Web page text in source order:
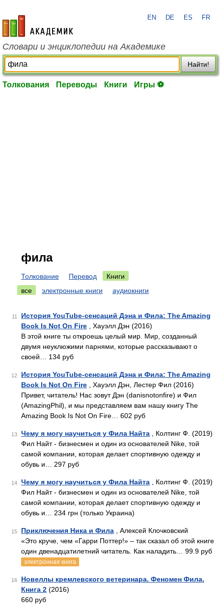
academic.ru
EN DE ES FR
Словари и энциклопедии на Академике
Найти!
Толкования Переводы Книги Игры ⚽
фила
Толкование Перевод
Книги
все
электронные книги аудиокниги
11
История YouTube-сенсаций Дэна и Фила: The Amazing
Book Is Not On Fire , Хауэлл Дэн (2016)
В этой книге ты откроешь целый мир. Мир, созданный
двумя неуклюжими парнями, которые рассказывают о
своей… 134 руб
12
История YouTube-сенсаций Дэна и Фила: The Amazing
Book Is Not On Fire , Хауэлл Дэн, Лестер Фил (2016)
Привет, читатель! Нас зовут Дэн (danisnotonfire) и Фил
(AmazingPhil), и мы представляем вам нашу книгу The
Amazing Book Is Not On Fire… 602 руб
13 Чему я могу научиться у Фила Найта , Колтинг Ф. (2019)
Фил Найт - бизнесмен и один из основателей Nike, той
самой компании, которая делает спортивную одежду и
обувь и… 297 руб
14 Чему я могу научиться у Фила Найта , Колтинг Ф. (2019)
Фил Найт - бизнесмен и один из основателей Nike, той
самой компании, которая делает спортивную одежду и
обувь и… 234 грн (только Украина)
15 Приключения Ника и Фила , Алексей Клочковский
«Это круче, чем «Гарри Поттер!» – так сказал об этой книге
один двенадцатилетний читатель. Как наладить… 99.9 руб
электронная книга
16
Новеллы кремлевского ветеринара. Феномен Фила.
Книга 2 (2016)
660 руб